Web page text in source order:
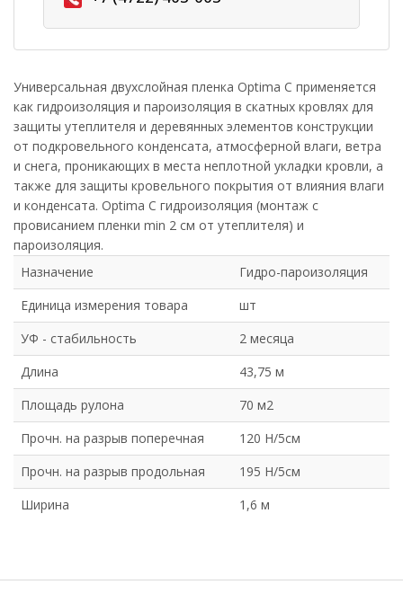
Универсальная двухслойная пленка Optima C применяется
как гидроизоляция и пароизоляция в скатных кровлях для
защиты утеплителя и деревянных элементов конструкции
от подкровельного конденсата, атмосферной влаги, ветра
и снега, проникающих в места неплотной укладки кровли, а
также для защиты кровельного покрытия от влияния влаги
и конденсата. Optima C гидроизоляция (монтаж с
провисанием пленки min 2 см от утеплителя) и
пароизоляция.
Назначение
Гидро-пароизоляция
Единица измерения товара
шт
УФ - стабильность
2 месяца
Длина
43,75 м
Площадь рулона
70 м2
Прочн. на разрыв поперечная
120 H/5см
Прочн. на разрыв продольная
195 H/5см
Ширина
1,6 м